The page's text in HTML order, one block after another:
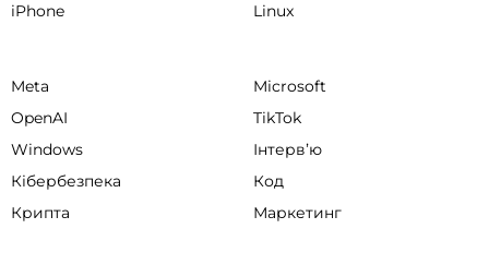
iPhone
Linux
Meta
Microsoft
OpenAI
TikTok
Windows
Інтервʼю
Кібербезпека
Код
Крипта
Маркетинг